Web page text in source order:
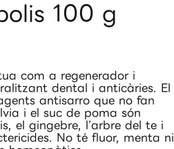
100 g
com a regenerador i
dental i anticàries. El
antisarro que no fan
i el suc de poma són
el gingebre, l’arbre del te i
No té fluor, menta ni